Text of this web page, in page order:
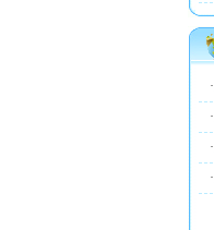
·
·
·
·